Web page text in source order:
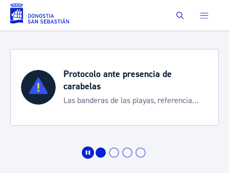
Saltar al contenido principal Buscar
Semana Grande 2026
Cortes de tráfico y servicios
de transporte